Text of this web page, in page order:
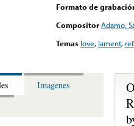
Formato de
Compositor Adamo,
Temas love, lament,
Imagenes